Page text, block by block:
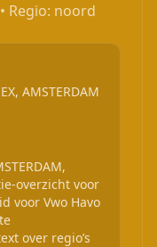
Regio: noord
AMSTERDAM
overzicht voor
voor Vwo Havo
over regio’s